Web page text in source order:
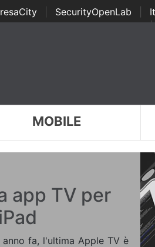
SecurityOpenLab
Awards |
MOBILE
app TV per
fa, l'ultima Apple TV è